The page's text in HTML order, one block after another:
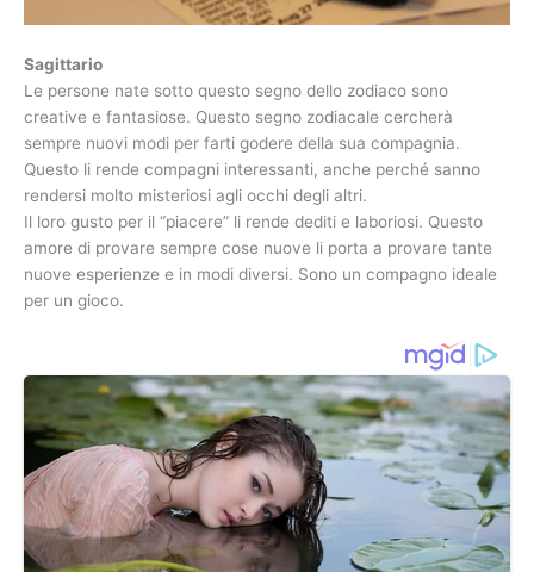
Sagittario
Le persone nate sotto questo segno dello zodiaco sono
creative e fantasiose. Questo segno zodiacale cercherà
sempre nuovi modi per farti godere della sua compagnia.
Questo li rende compagni interessanti, anche perché sanno
rendersi molto misteriosi agli occhi degli altri.
Il loro gusto per il “piacere” li rende dediti e laboriosi. Questo
amore di provare sempre cose nuove li porta a provare tante
nuove esperienze e in modi diversi. Sono un compagno ideale
per un gioco.